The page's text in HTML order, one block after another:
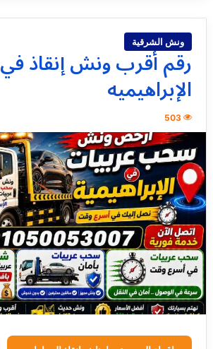
ونش الشرقية
رقم أقرب ونش إنقاذ في
الإبراهيميه
503